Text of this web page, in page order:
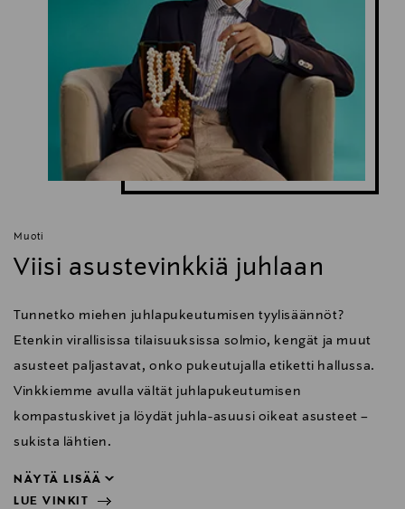
Muoti
Viisi asustevinkkiä juhlaan
Tunnetko miehen juhlapukeutumisen tyylisäännöt?
Etenkin virallisissa tilaisuuksissa solmio, kengät ja muut
asusteet paljastavat, onko pukeutujalla etiketti hallussa.
Vinkkiemme avulla vältät juhlapukeutumisen
kompastuskivet ja löydät juhla-asuusi oikeat asusteet –
sukista lähtien.
NÄYTÄ LISÄÄ
LUE VINKIT